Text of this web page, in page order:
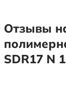
Отзывы
SDR17 N